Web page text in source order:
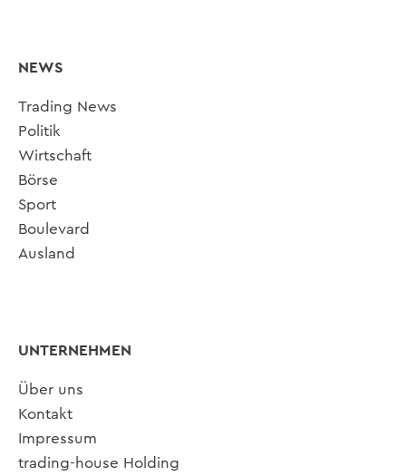
NEWS
Trading News
Politik
Wirtschaft
Börse
Sport
Boulevard
Ausland
UNTERNEHMEN
Über uns
Kontakt
Impressum
trading-house Holding